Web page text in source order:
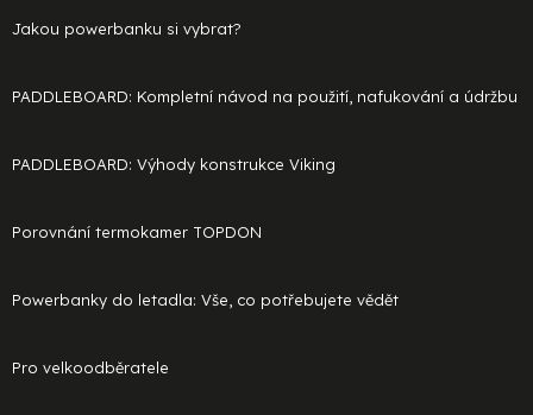
Jakou powerbanku si vybrat?
PADDLEBOARD: Kompletní návod na použití, nafukování a údržbu
PADDLEBOARD: Výhody konstrukce Viking
Porovnání termokamer TOPDON
Powerbanky do letadla: Vše, co potřebujete vědět
Pro velkoodběratele